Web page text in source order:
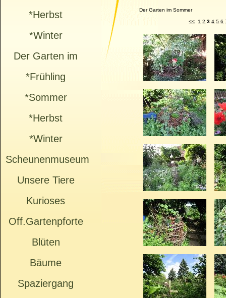
*Herbst
*Winter
Der Garten im
*Frühling
*Sommer
*Herbst
*Winter
Scheunenmuseum
Unsere Tiere
Kurioses
Off.Gartenpforte
Blüten
Bäume
Spaziergang
Der Garten im Sommer
<< 1 2 3 4 5 6